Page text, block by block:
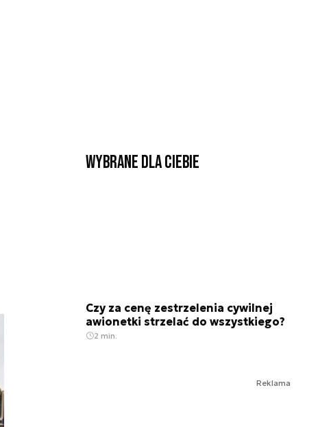
Wybrane dla Ciebie
Czy za cenę zestrzelenia cywilnej
awionetki strzelać do wszystkiego?
2 min.
Reklama